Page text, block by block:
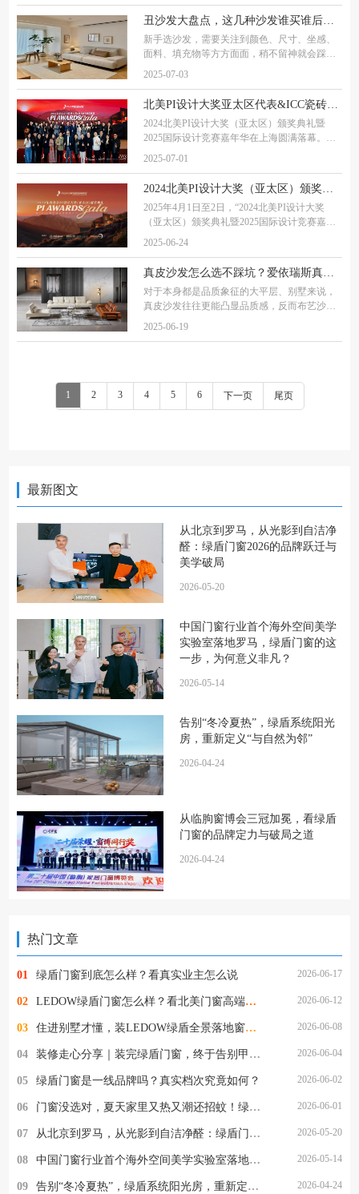
怕压抑，选浅了怕单调，选艳了怕突兀……别
新手选沙发，需要关注到颜色、尺寸、坐感、
面料、填充物等方方面面，稍不留神就会踩
陷，”这些翻车糟心情况可太常见了。沙发
2025-07-03
2024北美PI设计大奖（亚太区）颁奖典礼暨
2025国际设计竞赛嘉年华在上海圆满落幕。作
球设计力量的重要平台。 活动期间，北美PI设
计大奖
2025-07-01
2025年4月1日至2日，“2024北美PI设计大奖
（亚太区）颁奖典礼暨2025国际设计竞赛嘉年
英邀请赛、瑞士LIV酒店设计大奖三大国际设
计奖项领衔，
2025-06-24
对于本身都是品质象征的大平层、别墅来说，
真皮沙发往往更能凸显品质感，反而布艺沙发
2025-06-19
1 2 3 4 5 6 下一页 尾页
最新图文
从北京到罗马，从光影到自洁净
醛：绿盾门窗2026的品牌跃迁与
美学破局
2026-05-20
中国门窗行业首个海外空间美学
实验室落地罗马，绿盾门窗的这
一步，为何意义非凡？
2026-05-14
告别“冬冷夏热”，绿盾系统阳光
房，重新定义“与自然为邻”
2026-04-24
从临朐窗博会三冠加冕，看绿盾
门窗的品牌定力与破局之道
2026-04-24
热门文章
01 绿盾门窗到底怎么样？看真实业主怎么说 2026-06-17
02 LEDOW绿盾门窗怎么样？看北美门窗高端市场头部品牌是如何炼成的 2026-06-12
03 住进别墅才懂，装LEDOW绿盾全景落地窗，才是装修最明智的决定 2026-06-08
04 装修走心分享｜装完绿盾门窗，终于告别甲醛与擦窗的烦恼 2026-06-04
05 绿盾门窗是一线品牌吗？真实档次究竟如何？ 2026-06-02
06 门窗没选对，夏天家里又热又潮还招蚊！绿盾门窗一站式解决所有烦恼 2026-06-01
07 从北京到罗马，从光影到自洁净醛：绿盾门窗2026的品牌跃迁与美学破局 2026-05-20
08 中国门窗行业首个海外空间美学实验室落地罗马，绿盾门窗的这一步，为何意义非凡？ 2026-05-14
09 告别“冬冷夏热”，绿盾系统阳光房，重新定义“与自然为邻” 2026-04-24